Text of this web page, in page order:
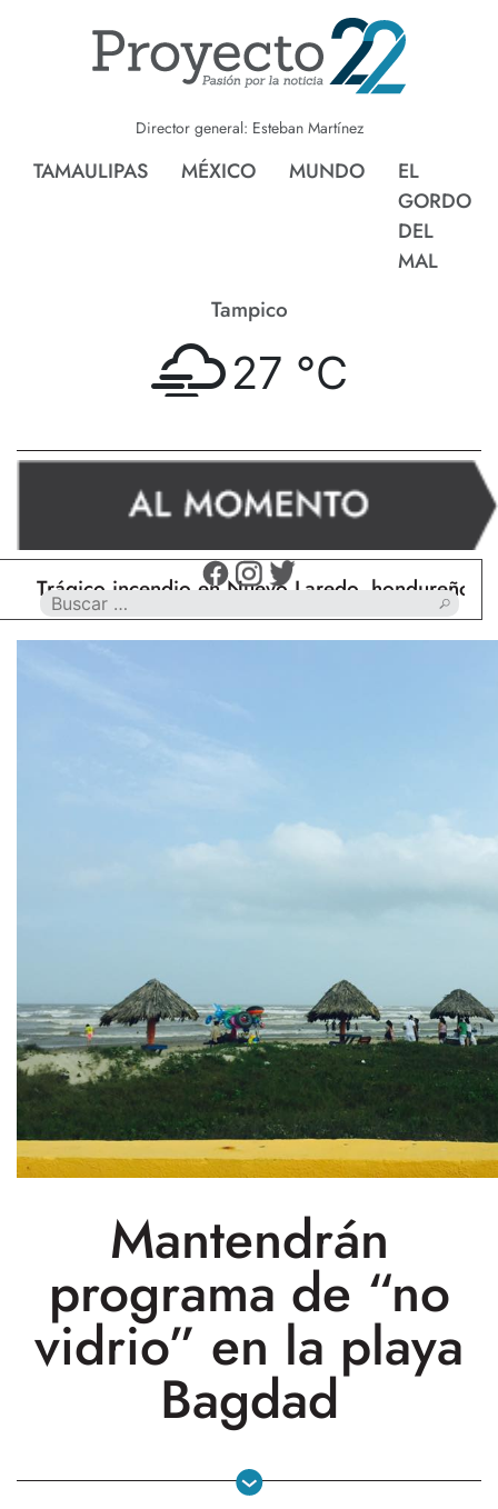
Director general: Esteban Martínez
TAMAULIPAS MÉXICO MUNDO
EL
GORDO
DEL
MAL
Tampico
27 °C
Trágico incendio en Nuevo Laredo, hondureño
Mantendrán
programa de “no
vidrio” en la playa
Bagdad